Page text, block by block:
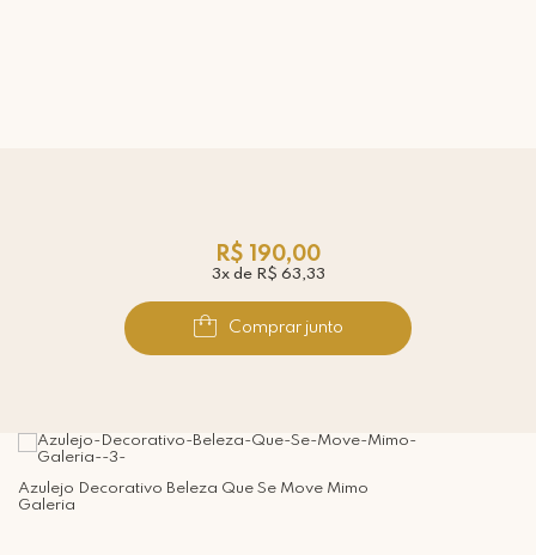
R$ 190,00
3x de R$ 63,33
Comprar junto
Azulejo Decorativo Beleza Que Se Move Mimo
Galeria